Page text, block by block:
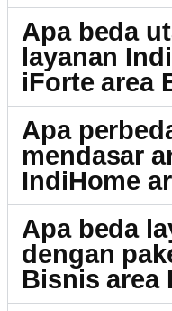
Apa beda
layanan
iForte area
Apa
mendasar
IndiHome
Apa beda
dengan
Bisnis area